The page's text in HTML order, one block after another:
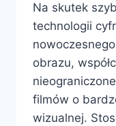
Na skutek
technologii
obrazu,
filmów o
wizualnej.